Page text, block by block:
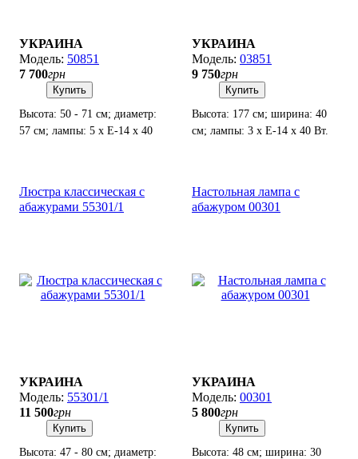
УКРАИНА
50851
7 700грн
Купить
Высота: 50 - 71 см; диаметр:
57 см; лампы: 5 х Е-14 х 40
УКРАИНА
03851
9 750грн
Купить
Высота: 177 см; ширина: 40
см; лампы: 3 х Е-14 х 40 Вт.
Люстра классическая с
абажурами 55301/1
УКРАИНА
55301/1
11 500грн
Купить
Высота: 47 - 80 см; диаметр:
Настольная лампа с
абажуром 00301
УКРАИНА
00301
5 800грн
Купить
Высота: 48 см; ширина: 30